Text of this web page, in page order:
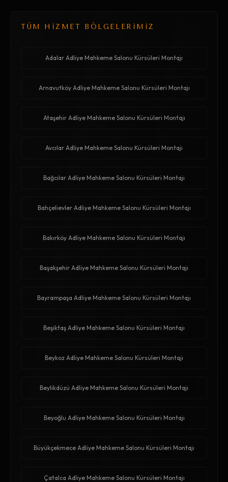
TÜM HİZMET BÖLGELERİMİZ
Adalar Adliye Mahkeme Salonu Kürsüleri Montajı
Arnavutköy Adliye Mahkeme Salonu Kürsüleri Montajı
Ataşehir Adliye Mahkeme Salonu Kürsüleri Montajı
Avcılar Adliye Mahkeme Salonu Kürsüleri Montajı
Bağcılar Adliye Mahkeme Salonu Kürsüleri Montajı
Bahçelievler Adliye Mahkeme Salonu Kürsüleri Montajı
Bakırköy Adliye Mahkeme Salonu Kürsüleri Montajı
Başakşehir Adliye Mahkeme Salonu Kürsüleri Montajı
Bayrampaşa Adliye Mahkeme Salonu Kürsüleri Montajı
Beşiktaş Adliye Mahkeme Salonu Kürsüleri Montajı
Beykoz Adliye Mahkeme Salonu Kürsüleri Montajı
Beylikdüzü Adliye Mahkeme Salonu Kürsüleri Montajı
Beyoğlu Adliye Mahkeme Salonu Kürsüleri Montajı
Büyükçekmece Adliye Mahkeme Salonu Kürsüleri Montajı
Çatalca Adliye Mahkeme Salonu Kürsüleri Montajı